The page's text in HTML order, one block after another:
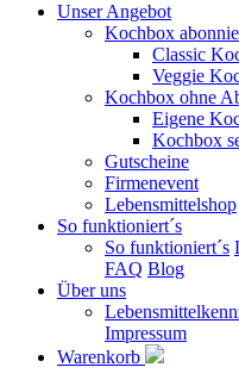
Unser Angebot
Kochbox
Classic
Veggie
Kochbox ohne
Eigene
Kochbox
Gutscheine
Firmenevent
Lebensmittelshop
So funktioniert´s
So funktioniert´s
FAQ Blog
Über uns
Impressum
Warenkorb